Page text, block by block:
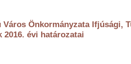
Város Önkormányzata Ifjúsági,
évi határozatai